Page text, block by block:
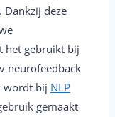
deze
het gebruikt bij
neurofeedback
wordt bij NLP
gemaakt